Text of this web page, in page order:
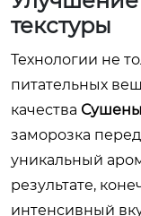
текстуры
Технологии не
питательных
качества
заморозка
уникальный
результате,
интенсивный